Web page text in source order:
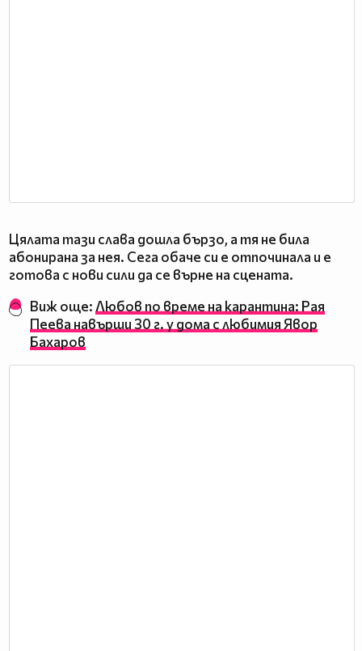
Цялата тази слава дошла бързо, а тя не била
абонирана за нея. Сега обаче си е отпочинала и е
готова с нови сили да се върне на сцената.
Виж още: Любов по време на карантина: Рая
Пеева навърши 30 г. у дома с любимия Явор
Бахаров